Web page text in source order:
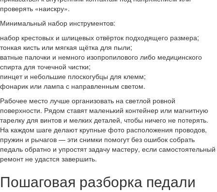
проверять «наискру».
Минимальный набор инструментов:
набор крестовых и шлицевых отвёрток подходящего размера;
тонкая кисть или мягкая щётка для пыли;
ватные палочки и немного изопропилового либо медицинского
спирта для точечной чистки;
пинцет и небольшие плоскогубцы для клемм;
фонарик или лампа с направленным светом.
Рабочее место лучше организовать на светлой ровной
поверхности. Рядом ставят маленький контейнер или магнитную
тарелку для винтов и мелких деталей, чтобы ничего не потерять.
На каждом шаге делают крупные фото расположения проводов,
пружин и рычагов — эти снимки помогут без ошибок собрать
педаль обратно и упростят задачу мастеру, если самостоятельный
ремонт не удастся завершить.
Пошаговая разборка педали